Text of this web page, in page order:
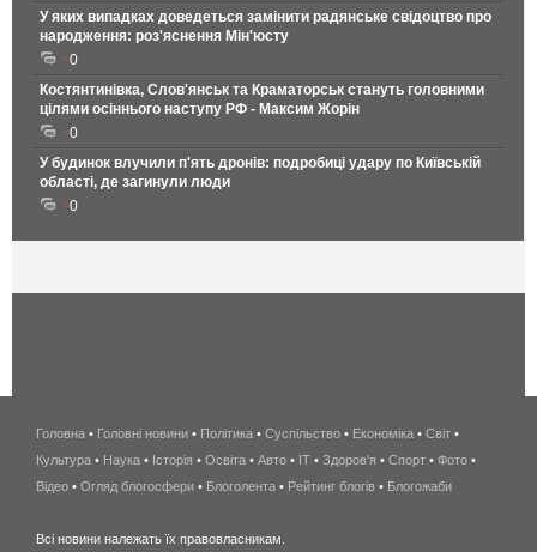
У яких випадках доведеться замінити радянське свідоцтво про
народження: роз'яснення Мін'юсту
0
Костянтинівка, Слов'янськ та Краматорськ стануть головними
цілями осіннього наступу РФ - Максим Жорін
0
У будинок влучили п'ять дронів: подробиці удару по Київській
області, де загинули люди
0
беспроводной
интернет
киев
Головна • Головні новини • Політика • Суспільство • Економіка • Світ •
Культура • Наука • Історія • Освіта • Авто • IT • Здоров'я • Спорт • Фото •
Відео • Огляд блогосфери • Блоголента • Рейтинг блогів • Блогожаби
Всі новини належать їх правовласникам.